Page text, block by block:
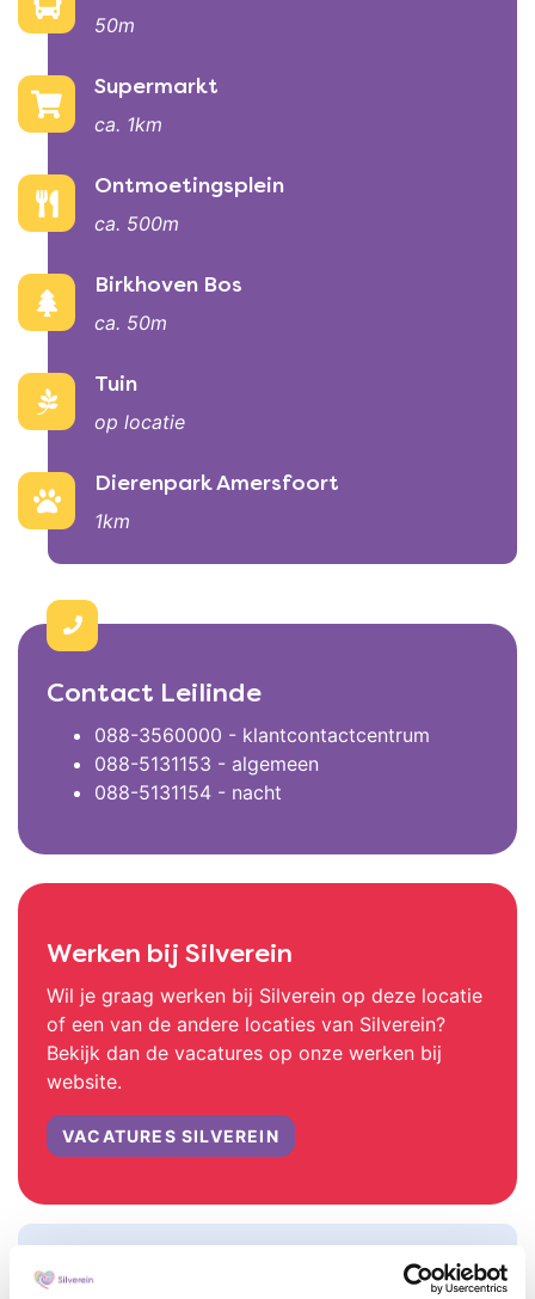
50m
Supermarkt
ca. 1km
Ontmoetingsplein
ca. 500m
Birkhoven Bos
ca. 50m
Tuin
op locatie
Dierenpark Amersfoort
1km
Contact Leilinde
088-3560000 - klantcontactcentrum
088-5131153 - algemeen
088-5131154 - nacht
Werken bij Silverein
Wil je graag werken bij Silverein op deze locatie
of een van de andere locaties van Silverein?
Bekijk dan de vacatures op onze werken bij
website.
VACATURES SILVEREIN
Afbeeldingen